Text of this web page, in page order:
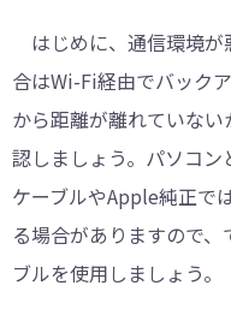
はじめに、通信環境
合はWi-Fi経由でバック
から距離が離れていな
認しましょう。パソコ
ケーブルやApple純正で
る場合がありますので
ブルを使用しましょう。